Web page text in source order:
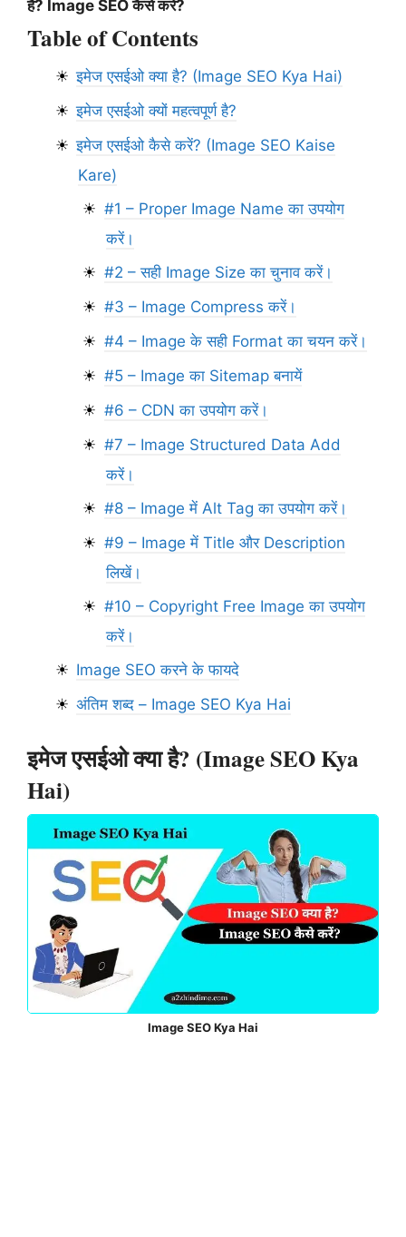
है? Image SEO कैसे करें?
Table of Contents
इमेज एसईओ क्या है? (Image SEO Kya Hai)
इमेज एसईओ क्यों महत्वपूर्ण है?
इमेज एसईओ कैसे करें? (Image SEO Kaise
Kare)
#1 – Proper Image Name का उपयोग
करें।
#2 – सही Image Size का चुनाव करें।
#3 – Image Compress करें।
#4 – Image के सही Format का चयन करें।
#5 – Image का Sitemap बनायें
#6 – CDN का उपयोग करें।
#7 – Image Structured Data Add
करें।
#8 – Image में Alt Tag का उपयोग करें।
#9 – Image में Title और Description
लिखें।
#10 – Copyright Free Image का उपयोग
करें।
Image SEO करने के फायदे
अंतिम शब्द – Image SEO Kya Hai
इमेज एसईओ क्या है? (Image SEO Kya
Hai)
Image SEO Kya Hai